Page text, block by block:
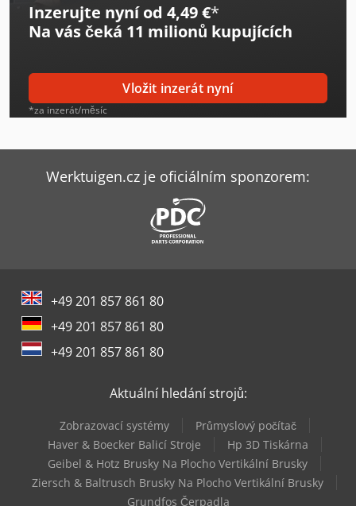
Inzerujte nyní od 4,49 €*
Na vás čeká 11 milionů kupujících
Vložit inzerát nyní
*za inzerát/měsíc
Werktuigen.cz je oficiálním sponzorem:
+49 201 857 861 80
+49 201 857 861 80
+49 201 857 861 80
Aktuální hledání strojů:
Zobrazovací systémy
Průmyslový počítač
Haver & Boecker Balicí Stroje
Hp 3D Tiskárna
Geibel & Hotz Brusky Na Plocho Vertikální Brusky
Ziersch & Baltrusch Brusky Na Plocho Vertikální Brusky
Grundfos Čerpadla